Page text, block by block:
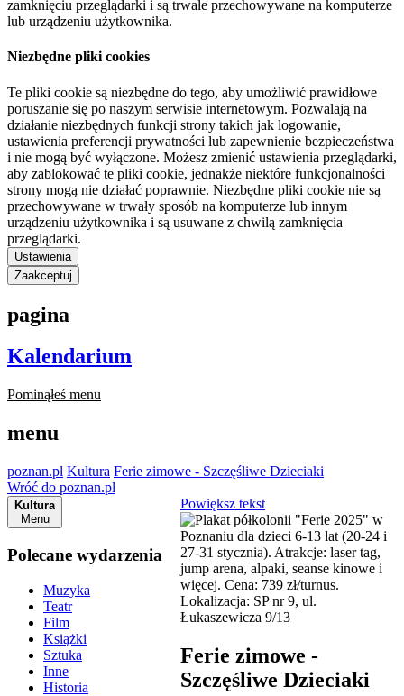
zamknięciu przeglądarki i są trwale przechowywane na komputerze
lub urządzeniu użytkownika.
Niezbędne pliki cookies
Te pliki cookie są niezbędne do tego, aby umożliwić prawidłowe
poruszanie się po naszym serwisie internetowym. Pozwalają na
działanie niezbędnych funkcji strony takich jak logowanie,
ustawienia preferencji prywatności lub zapewnienie bezpieczeństwa
i nie mogą być wyłączone. Możesz zmienić ustawienia przeglądarki,
aby zablokować te pliki cookie, jednakże niektóre funkcjonalności
strony mogą nie działać poprawnie. Niezbędne pliki cookie nie są
przechowywane w trwały sposób na komputerze lub innym
urządzeniu użytkownika i są usuwane z chwilą zamknięcia
przeglądarki.
Ustawienia
Zaakceptuj
pagina
Kalendarium
Pominąłeś menu
menu
poznan.pl Kultura Ferie zimowe - Szczęśliwe Dzieciaki
Wróć do poznan.pl
Kultura
Menu
Polecane wydarzenia
Muzyka
Teatr
Film
Książki
Sztuka
Inne
Historia
Powiększ tekst
Ferie zimowe -
Szczęśliwe Dzieciaki